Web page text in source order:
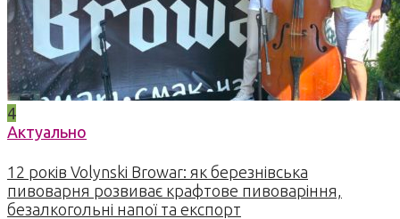
4
Актуально
12 років Volynski Browar: як березнівська
пивоварня розвиває крафтове пивоваріння,
безалкогольні напої та експорт